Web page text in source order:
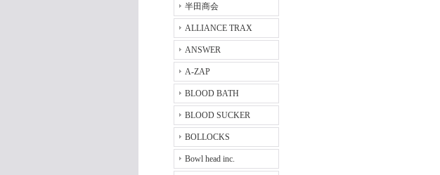
半田商会
ALLIANCE TRAX
ANSWER
A-ZAP
BLOOD BATH
BLOOD SUCKER
BOLLOCKS
Bowl head inc.